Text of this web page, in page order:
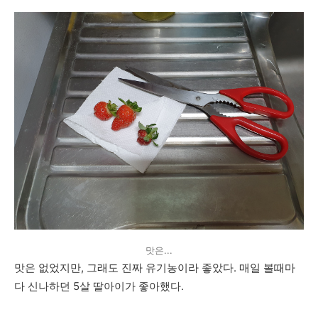
맛은...
맛은 없었지만, 그래도 진짜 유기농이라 좋았다. 매일 볼때마
다 신나하던 5살 딸아이가 좋아했다.